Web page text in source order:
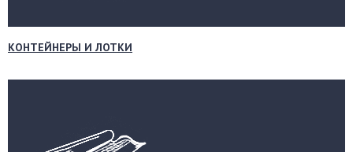
КОНТЕЙНЕРЫ И ЛОТКИ